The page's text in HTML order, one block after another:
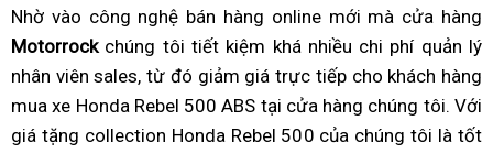
collection
Honda
nhiều
quà
tặng
hành
ra
sao?
500
nhiều
quà
tặng
bản
số
liền
nguyên
bộ
collection
Honda
Nhờ vào giá
rebel
500
kèm
quà
công nghệ khuyến
mãi
bán hàng online mới mua
xe
rebel
500
nhiều
mà cửa hàng
Motorrock chúng tôi tiết
kiệm
tiết kiệm khá nhiều mua
xe
rebel
500
chi phí quản lý
nhân viên sales, kiểm
tra
từ đó giảm giá trực tiếpgiá
rebel
500
cho khách hàng
mua xe Honda Rebel 500 ABS tại cửa hàng giá
rebel
chúng tôi. Với
giá tặng collection Honda Rebel 500 còn
của chúng tôi là tốt